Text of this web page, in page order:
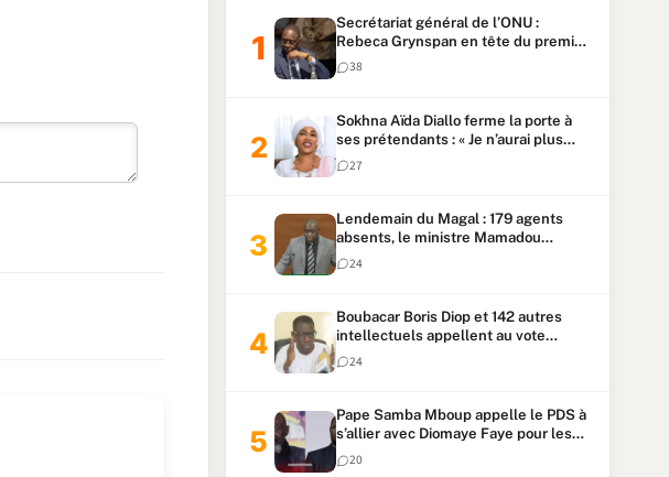
Secrétariat général de l’ONU :
Rebeca Grynspan en tête du premier
vote, Macky Sall pointe à la 5ᵉ place
38
Sokhna Aïda Diallo ferme la porte à
ses prétendants : « Je n’aurai plus
jamais un autre mari »
27
Lendemain du Magal : 179 agents
absents, le ministre Mamadou
Lamine Dianté exige des explications
24
Boubacar Boris Diop et 142 autres
intellectuels appellent au vote
urgent de la révision
constitutionnelle
24
Pape Samba Mboup appelle le PDS à
s’allier avec Diomaye Faye pour les
locales et tacle Sonko
20